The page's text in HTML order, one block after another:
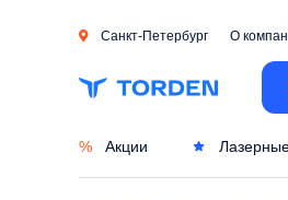
Санкт-Петербург О
% Акции